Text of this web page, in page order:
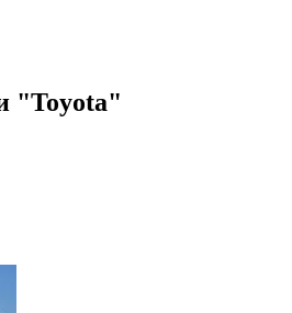
"Toyota"